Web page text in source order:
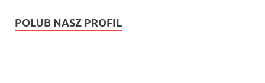
POLUB NASZ PROFIL